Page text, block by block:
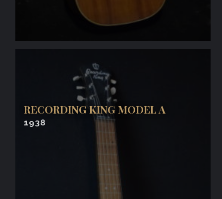
RECORDING KING MODEL A
1938